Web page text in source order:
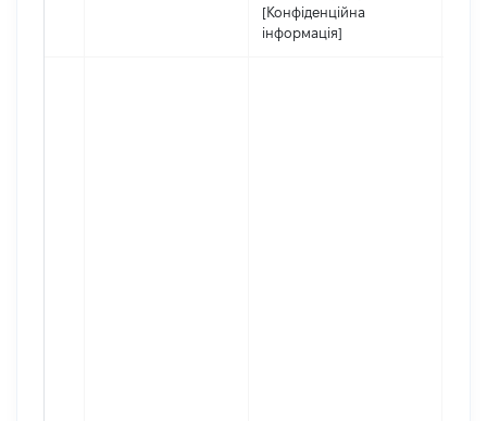
[Конфіденційна
інформація]